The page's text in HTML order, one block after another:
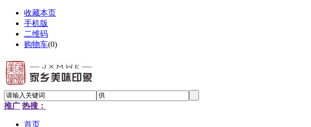
收藏本页
手机版
二维码
购物车(0)
推广 热搜：
首页